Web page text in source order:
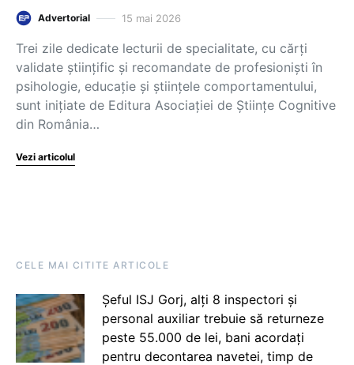
Advertorial 15 mai 2026
Trei zile dedicate lecturii de specialitate, cu cărți
validate științific și recomandate de profesioniști în
psihologie, educație și științele comportamentului,
sunt inițiate de Editura Asociației de Științe Cognitive
din România…
Vezi articolul
CELE MAI CITITE ARTICOLE
Șeful ISJ Gorj, alți 8 inspectori și
personal auxiliar trebuie să returneze
peste 55.000 de lei, bani acordați
pentru decontarea navetei, timp de